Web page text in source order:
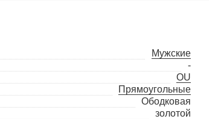
Мужские
-
OU
Прямоугольные
Ободковая
золотой